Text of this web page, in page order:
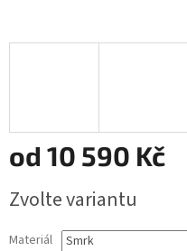
od 10 590 Kč
cena:
Zvolte variantu
Materiál